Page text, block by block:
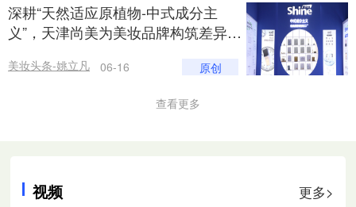
深耕“天然适应原植物-中式成分主
义”，天津尚美为美妆品牌构筑差异化
美妆头条-姚立凡 06-16 原创
查看更多
视频 更多>